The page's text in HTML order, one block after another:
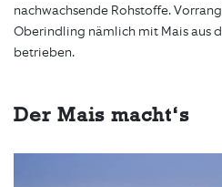
nachwachsende Rohstoffe.
Oberindling nämlich mit Mais aus
betrieben.
Der Mais macht‘s